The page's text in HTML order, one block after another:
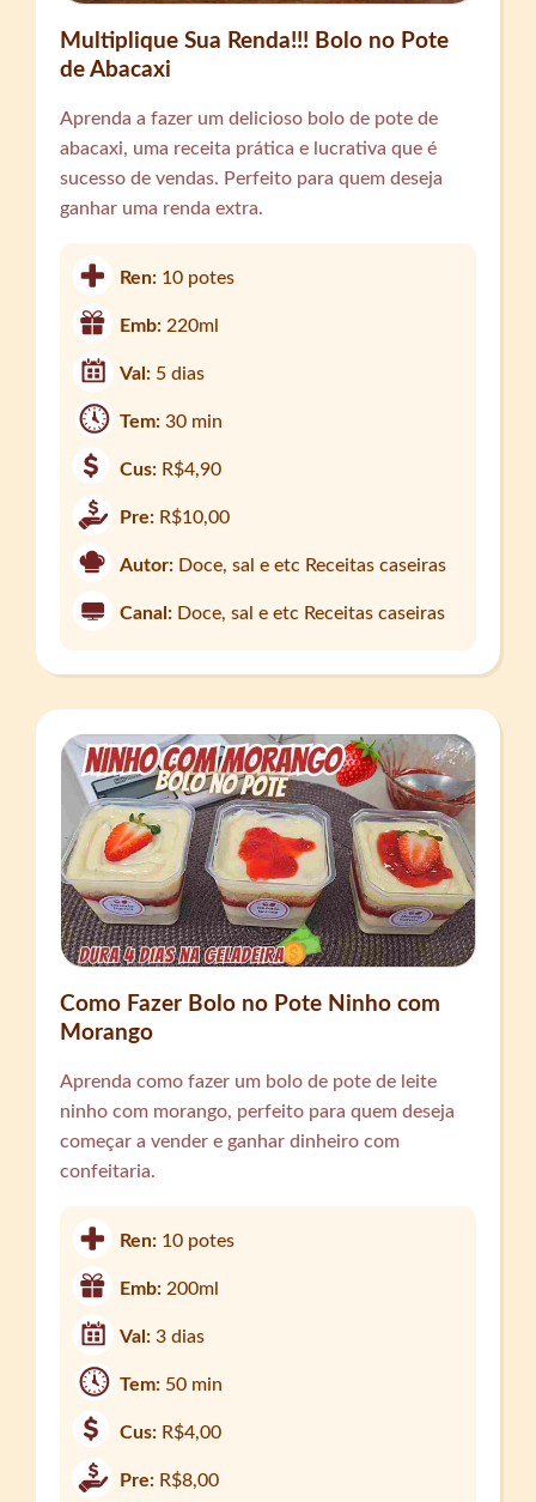
Multiplique Sua Renda!!! Bolo no Pote
de Abacaxi
Aprenda a fazer um delicioso bolo de pote de
abacaxi, uma receita prática e lucrativa que é
sucesso de vendas. Perfeito para quem deseja
ganhar uma renda extra.
Ren: 10 potes
Emb: 220ml
Val: 5 dias
Tem:30 min
Cus: R$4,90
Pre: R$10,00
Autor: Doce, sal e etc Receitas caseiras
Canal: Doce, sal e etc Receitas caseiras
Como Fazer Bolo no Pote Ninho com
Morango
Aprenda como fazer um bolo de pote de leite
ninho com morango, perfeito para quem deseja
começar a vender e ganhar dinheiro com
confeitaria.
Ren: 10 potes
Emb: 200ml
Val:3 dias
Tem: 50 min
Cus: R$4,00
Pre: R$8,00